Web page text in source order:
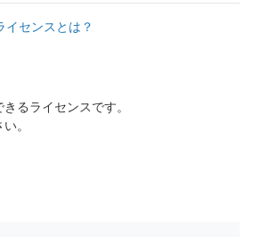
イセンスとは？
るライセンスです。
。